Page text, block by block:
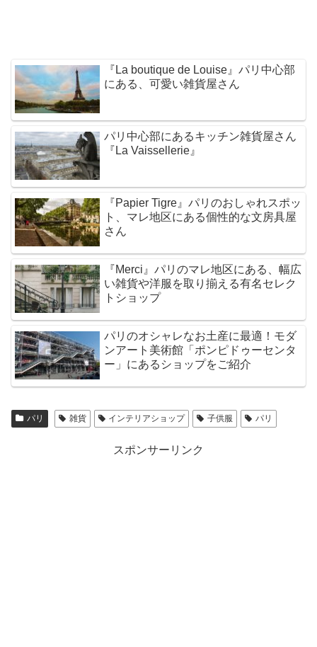
『La boutique de Louise』パリ中心部
にある、可愛い雑貨屋さん
パリ中心部にあるキッチン雑貨屋さん
『La Vaissellerie』
『Papier Tigre』パリのおしゃれスポッ
ト、マレ地区にある個性的な文房具屋
さん
『Merci』パリのマレ地区にある、幅広
い雑貨や洋服を取り揃える有名セレク
トショップ
パリのオシャレなお土産に最適！モダ
ンアート美術館「ポンピドゥーセンタ
ー」にあるショップをご紹介
パリ 雑貨 インテリアショップ 子供服 パリ
スポンサーリンク